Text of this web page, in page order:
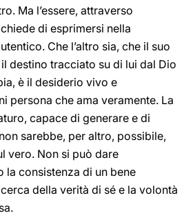
Ma l’essere, attraverso
di esprimersi nella
Che l’altro sia, che il suo
destino tracciato su di lui dal Dio
è il desiderio vivo e
persona che ama veramente. La
capace di generare e di
sarebbe, per altro, possibile,
vero. Non si può dare
la consistenza di un bene
della verità di sé e la volontà